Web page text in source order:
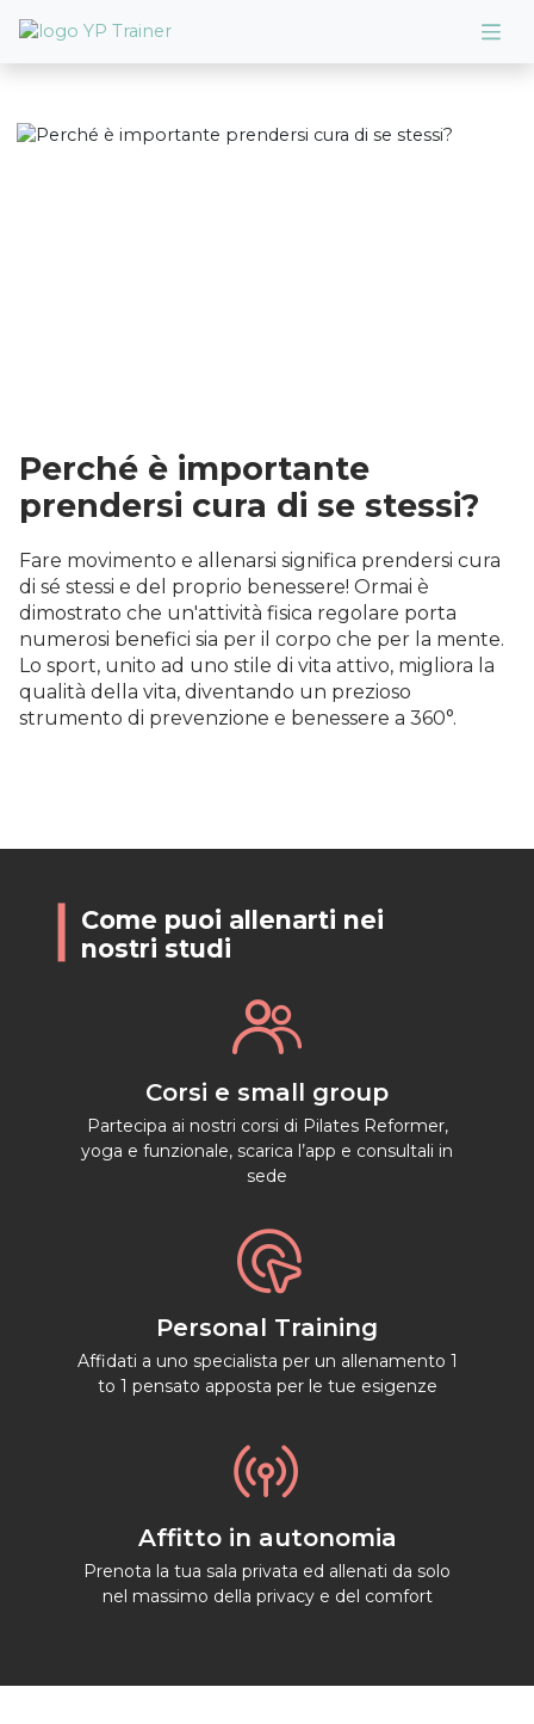
Perché è importante
prendersi cura di se stessi?
Fare movimento e allenarsi significa prendersi cura
di sé stessi e del proprio benessere! Ormai è
dimostrato che un'attività fisica regolare porta
numerosi benefici sia per il corpo che per la mente.
Lo sport, unito ad uno stile di vita attivo, migliora la
qualità della vita, diventando un prezioso
strumento di prevenzione e benessere a 360°.
Come puoi allenarti nei
nostri studi

Corsi e small group
Partecipa ai nostri corsi di Pilates Reformer,
yoga e funzionale, scarica l’app e consultali in
sede

Personal Training
Affidati a uno specialista per un allenamento 1
to 1 pensato apposta per le tue esigenze

Affitto in autonomia
Prenota la tua sala privata ed allenati da solo
nel massimo della privacy e del comfort